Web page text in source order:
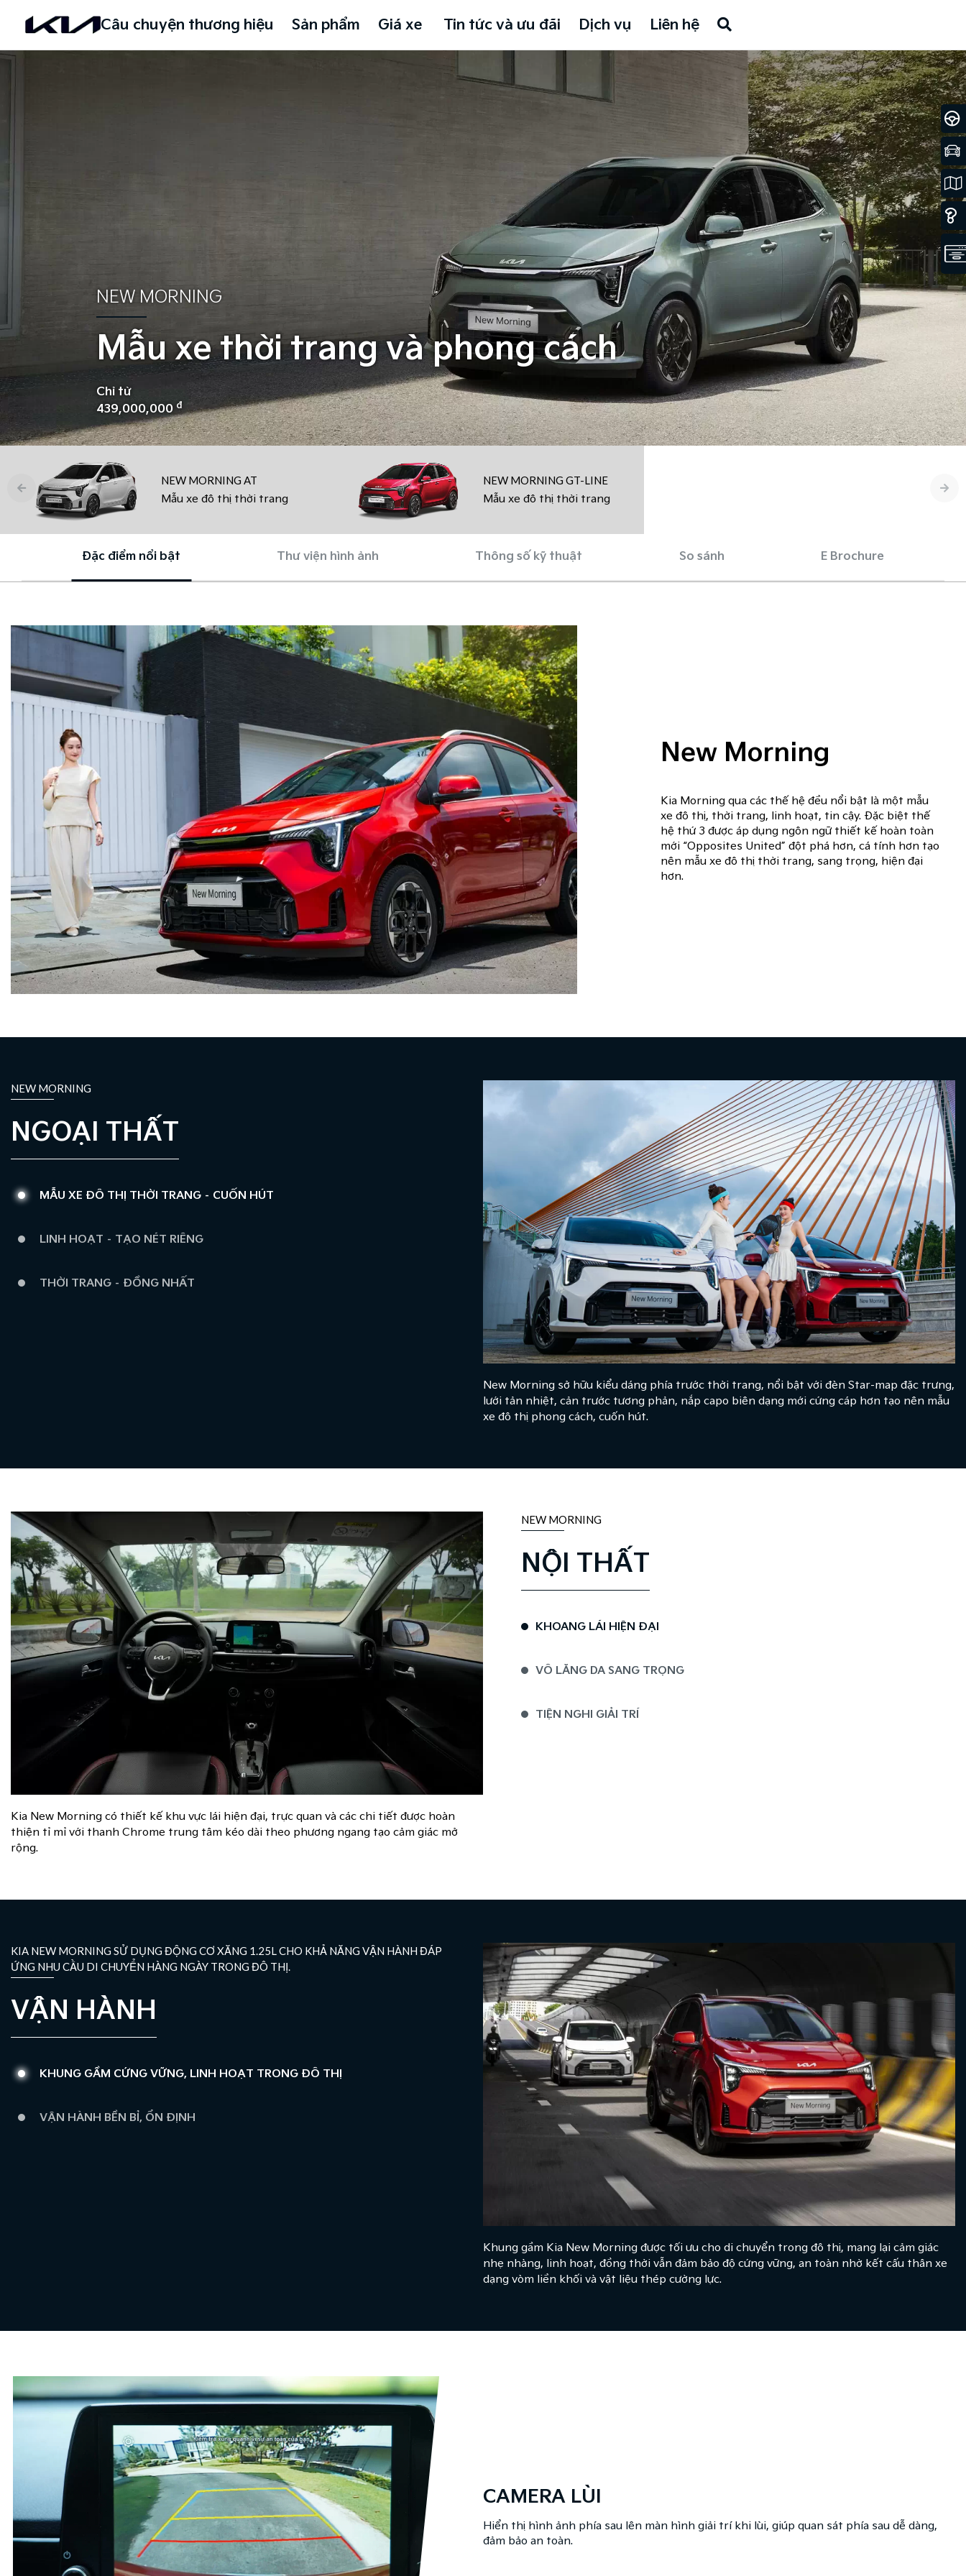
Câu chuyện thương hiệu Sản phẩm Giá xe Tin tức và ưu đãi Dịch vụ Liên hệ
NEW MORNING
Mẫu xe thời trang và phong cách
Chỉ từ
439,000,000 đ
NEW MORNING AT
Mẫu xe đô thị thời trang
NEW MORNING GT-LINE
Mẫu xe đô thị thời trang
Đặc điểm nổi bật Thư viện hình ảnh Thông số kỹ thuật So sánh E Brochure
New Morning
Kia Morning qua các thế hệ đều nổi bật là một mẫu
xe đô thị, thời trang, linh hoạt, tin cậy. Đặc biệt thế
hệ thứ 3 được áp dụng ngôn ngữ thiết kế hoàn toàn
mới “Opposites United” đột phá hơn, cá tính hơn tạo
nên mẫu xe đô thị thời trang, sang trọng, hiện đại
hơn.
NEW MORNING
NGOẠI THẤT
MẪU XE ĐÔ THỊ THỜI TRANG – CUỐN HÚT
LINH HOẠT – TẠO NÉT RIÊNG
THỜI TRANG – ĐỒNG NHẤT
New Morning sở hữu kiểu dáng phía trước thời trang, nổi bật với đèn Star-map đặc trưng,
lưới tản nhiệt, cản trước tương phản, nắp capo biên dạng mới cứng cáp hơn tạo nên mẫu
xe đô thị phong cách, cuốn hút.
Kia New Morning có thiết kế khu vực lái hiện đại, trực quan và các chi tiết được hoàn
thiện tỉ mỉ với thanh Chrome trung tâm kéo dài theo phương ngang tạo cảm giác mở
rộng.
NEW MORNING
NỘI THẤT
KHOANG LÁI HIỆN ĐẠI
VÔ LĂNG DA SANG TRỌNG
TIỆN NGHI GIẢI TRÍ
KIA NEW MORNING SỬ DỤNG ĐỘNG CƠ XĂNG 1.25L CHO KHẢ NĂNG VẬN HÀNH ĐÁP
ỨNG NHU CẦU DI CHUYỂN HÀNG NGÀY TRONG ĐÔ THỊ.
VẬN HÀNH
KHUNG GẦM CỨNG VỮNG, LINH HOẠT TRONG ĐÔ THỊ
VẬN HÀNH BỀN BỈ, ỔN ĐỊNH
Khung gầm Kia New Morning được tối ưu cho di chuyển trong đô thị, mang lại cảm giác
nhẹ nhàng, linh hoạt, đồng thời vẫn đảm bảo độ cứng vững, an toàn nhờ kết cấu thân xe
dạng vòm liền khối và vật liệu thép cường lực.
CAMERA LÙI​
Hiển thị hình ảnh phía sau lên màn hình giải trí khi lùi, giúp quan sát phía sau dễ dàng,
đảm bảo an toàn.​